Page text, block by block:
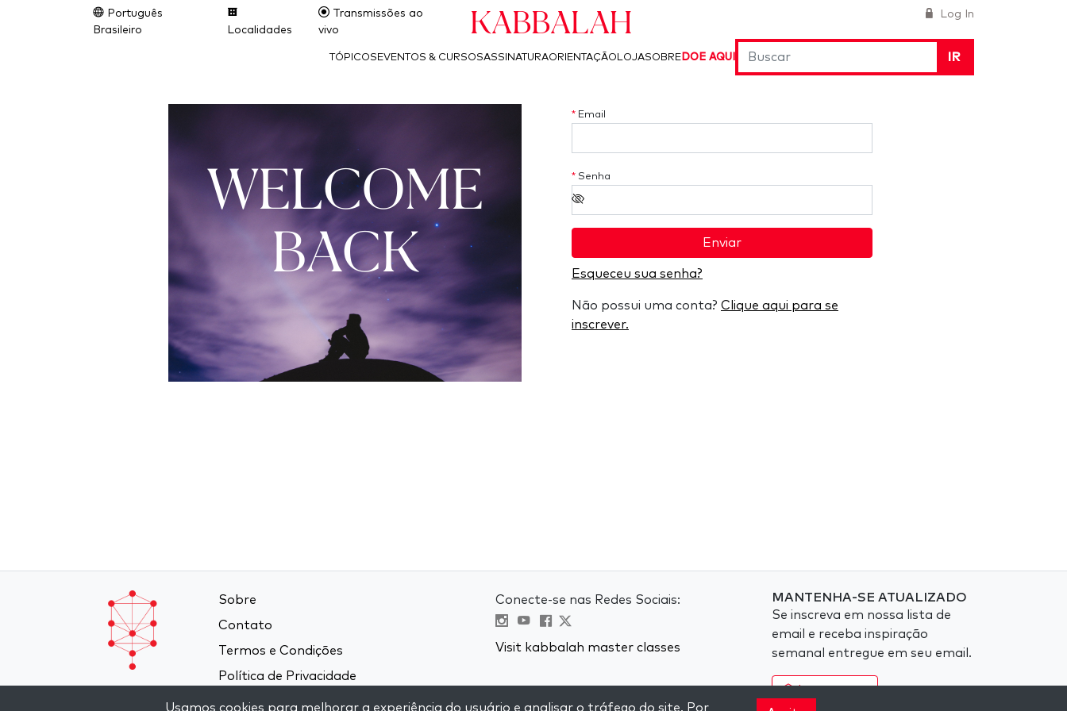
Log In
Português
Brasileiro
Localidades
Transmissões ao
vivo
Kabbalah
IR
TÓPICOS EVENTOS & CURSOSASSINATURAORIENTAÇÃO LOJASOBRE DOE AQUI
WELCOME
BACK
* Email
* Senha
Enviar
Esqueceu sua senha?
Não possui uma conta? Clique aqui para se
inscrever.
Sobre
Contato
Termos e Condições
Política de Privacidade
Conecte-se nas Redes Sociais:
Visit kabbalah master classes
MANTENHA-SE ATUALIZADO
Se inscreva em nossa lista de
email e receba inspiração
semanal entregue em seu email.
Usamos cookies para melhorar a experiência do usuário e analisar o tráfego do site. Por